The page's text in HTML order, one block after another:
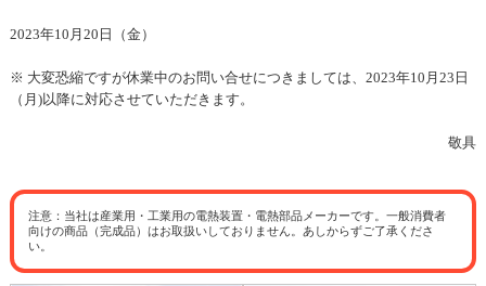
2023年10月20日（金）
※ 大変恐縮ですが休業中のお問い合せにつきましては、2023年10月23日
（月)以降に対応させていただきます。
敬具
注意：当社は産業用・工業用の電熱装置・電熱部品メーカーです。一般消費者
向けの商品（完成品）はお取扱いしておりません。あしからずご了承くださ
い。